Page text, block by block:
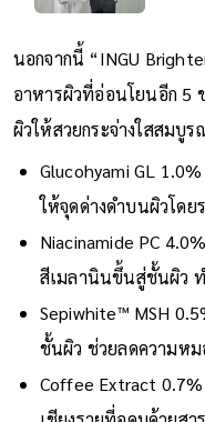
นอกจากนี้ “INGU
อาหารผิวที่อ่อนโยนอีก 5
ผิวให้สวยกระจ่างใสสมบู
Glucohyami GL
ให้จุดด่างดำบนผิวโดย
Niacinamide PC
สีเมลานินขึ้นสู่ชั้นผิว ท
Sepiwhite™️ MSH
ชั้นผิว ช่วยลดความหม
Coffee Extract